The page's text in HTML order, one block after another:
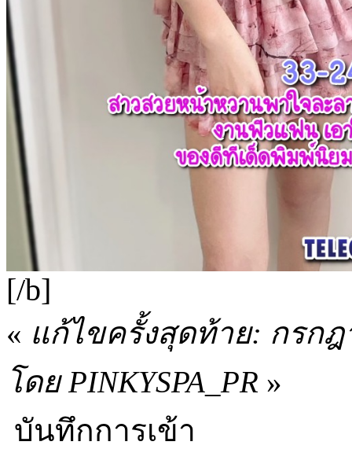
[/b]
« แก้ไขครั้งสุดท้าย: กรกฎ
โดย PINKYSPA_PR »
บันทึกการเข้า